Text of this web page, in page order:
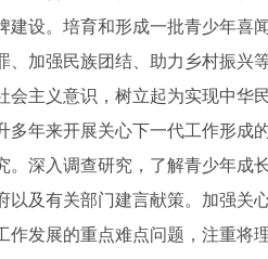
设。培育和形成一批青少年喜
、加强民族团结、助力乡村振兴
会主义意识，树立起为实现中华
多年来开展关心下一代工作形成
深入调查研究，了解青少年成
以及有关部门建言献策。加强关
作发展的重点难点问题，注重将